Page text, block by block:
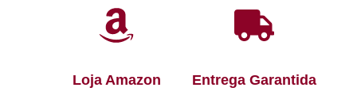
Loja Amazon Entrega Garantida